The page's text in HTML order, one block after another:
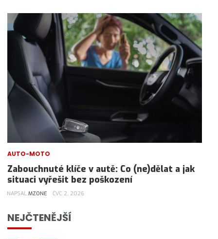
AUTO-MOTO
Zabouchnuté klíče v autě: Co (ne)dělat a jak
situaci vyřešit bez poškození
NAPSAL MZONE ČVC 2, 2026
NEJČTENĚJŠÍ